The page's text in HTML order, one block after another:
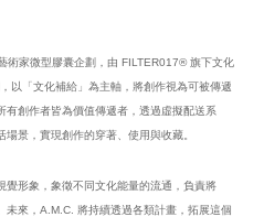
術家微型膠囊企劃，由 FILTER017® 旗下文化
「文化補給」為主軸，將創作視為可被傳遞
創作者皆為價值傳遞者，透過虛擬配送系
景，實現創作的穿著、使用與收藏。
覺形象，象徵不同文化能量的流通，負責將
來，A.M.C. 將持續透過各類計畫，拓展這個